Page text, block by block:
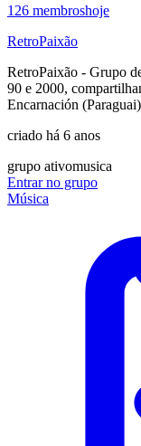
126 membroshoje
RetroPaixão
RetroPaixão - Grupo
90 e 2000,
Encarnación
criado há 6 anos
grupo ativomusica
Entrar no grupo
Música